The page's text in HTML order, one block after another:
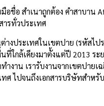
อชื่อ สำเนาถูกต้อง คำสาบาน
รทั่วประเทศ
างประเทศในเขตปาย (รหัสไ
ใกล้เคียงมาตั้งแต่ปี 2013 ระ
งาน เรารับงานจากเขตปายเ
ศ ไปจนถึงเอกสารบริษัทสำหรั